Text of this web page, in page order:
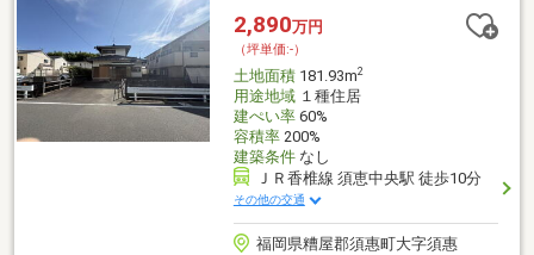
2,890万円
（坪単価:-）
土地面積181.93m2
用途地域１種住居
建ぺい率60%
容積率200%
建築条件なし
ＪＲ香椎線 須恵中央駅 徒歩10分
その他の交通
福岡県糟屋郡須惠町大字須惠